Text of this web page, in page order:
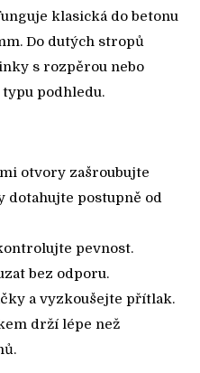
klasická do betonu
Do dutých stropů
s rozpěrou nebo
podhledu.
otvory zašroubujte
dotahujte postupně od
pevnost.
bez odporu.
a vyzkoušejte přítlak.
drží lépe než